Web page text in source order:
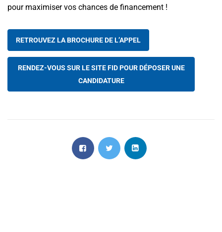
pour maximiser vos chances de financement !
RETROUVEZ LA BROCHURE DE L’APPEL
RENDEZ-VOUS SUR LE SITE FID POUR DÉPOSER UNE
CANDIDATURE